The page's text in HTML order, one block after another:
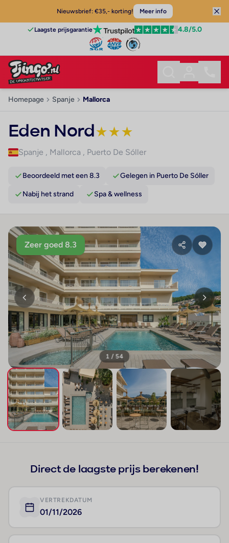
Nieuwsbrief: €35,- korting! Meer info
Laagste prijsgarantie 4.8/5.0
Homepage Spanje Mallorca
Eden Nord★★★
Spanje , Mallorca , Puerto De Sóller
Beoordeeld met een 8.3 Gelegen in Puerto De Sóller
Nabij het strand Spa & wellness
Zeer goed 8.3
1 / 54
Direct de laagste prijs berekenen!
VERTREKDATUM
01/11/2026